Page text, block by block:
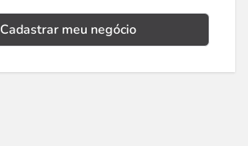
Cadastrar meu negócio